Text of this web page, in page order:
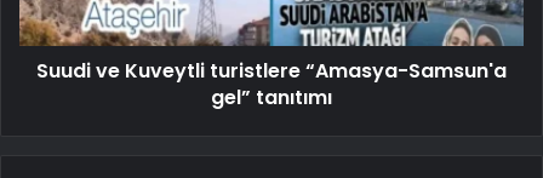
Suudi ve Kuveytli turistlere “Amasya-Samsun'a
gel” tanıtımı